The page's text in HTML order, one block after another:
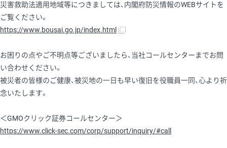
災害救助法適用地域等につきましては、内閣府防災情報のWEBサイトを
ご覧ください。
https://www.bousai.go.jp/index.html
お困りの点やご不明点等ございましたら、当社コールセンターまでお問
い合わせください。
被災者の皆様のご健康、被災地の一日も早い復旧を役職員一同、心より祈
念いたします。
＜GMOクリック証券コールセンター＞
https://www.click-sec.com/corp/support/inquiry/#call